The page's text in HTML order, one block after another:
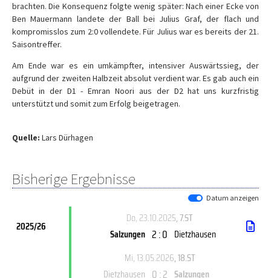
brachten. Die Konsequenz folgte wenig später: Nach einer Ecke von
Ben Mauermann landete der Ball bei Julius Graf, der flach und
kompromisslos zum 2:0 vollendete. Für Julius war es bereits der 21.
Saisontreffer.
Am Ende war es ein umkämpfter, intensiver Auswärtssieg, der
aufgrund der zweiten Halbzeit absolut verdient war. Es gab auch ein
Debüt in der D1 - Emran Noori aus der D2 hat uns kurzfristig
unterstützt und somit zum Erfolg beigetragen.
Quelle: Lars Dürhagen
Bisherige Ergebnisse
Datum anzeigen
2025/26
Do, 23.10.2025, 7.ST
Salzungen 2 : 0 Dietzhausen
Mi, 13.05.2026, 18.ST
Dietzhausen 0 : 2 Salzungen